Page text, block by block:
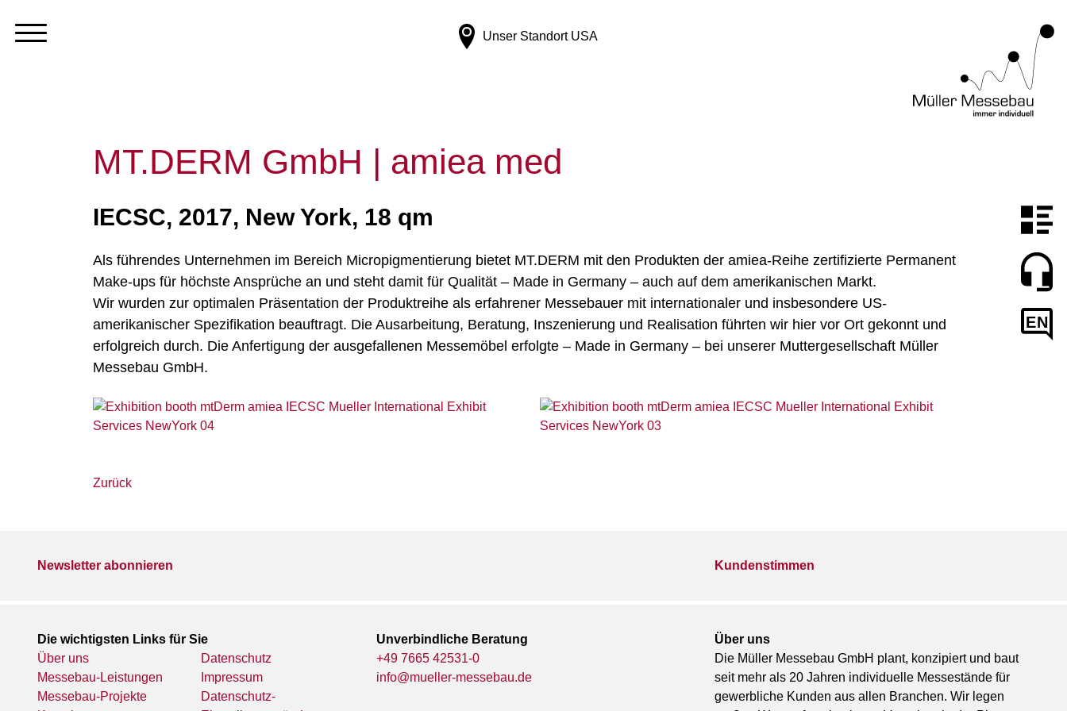
Unser Standort USA
EN
MT.DERM GmbH | amiea med
IECSC, 2017, New York, 18 qm
Als führendes Unternehmen im Bereich Micropigmentierung bietet MT.DERM mit den Produkten der amiea-Reihe zertifizierte Permanent
Make-ups für höchste Ansprüche an und steht damit für Qualität – Made in Germany – auch auf dem amerikanischen Markt.
Wir wurden zur optimalen Präsentation der Produktreihe als erfahrener Messebauer mit internationaler und insbesondere US-
amerikanischer Spezifikation beauftragt. Die Ausarbeitung, Beratung, Inszenierung und Realisation führten wir hier vor Ort gekonnt und
erfolgreich durch. Die Anfertigung der ausgefallenen Messemöbel erfolgte – Made in Germany – bei unserer Muttergesellschaft Müller
Messebau GmbH.
Zurück
Newsletter abonnieren Kundenstimmen
Die wichtigsten Links für Sie
Über uns
Messebau-Leistungen
Messebau-Projekte
Datenschutz
Impressum
Datenschutz-
Unverbindliche Beratung
+49 7665 42531-0
info@mueller-messebau.de
Über uns
Die Müller Messebau GmbH plant, konzipiert und baut
seit mehr als 20 Jahren individuelle Messestände für
gewerbliche Kunden aus allen Branchen. Wir legen